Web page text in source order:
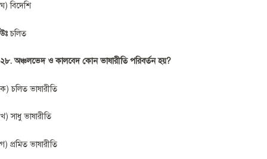
ঘ) বিদেশি
উঃচলিত
২৮. অঞ্চলভেদ ও কালবেদ কোন ভাষারীতি পরিবর্তন হয়?
ক) চলিত ভাষারীতি
খ) সাধু ভাষারীতি
গ) প্রমিত ভাষারীতি